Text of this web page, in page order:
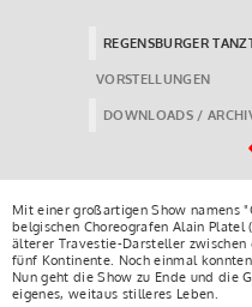
REGENSBURGER
VORSTELLUNGEN
DOWNLOADS /
Mit einer großartigen Show namens
belgischen Choreografen Alain Platel
älterer Travestie-Dar­stel­ler zwischen
fünf Kontinente. Noch einmal
Nun geht die Show zu Ende und die
eigenes, weitaus stilleres Leben.